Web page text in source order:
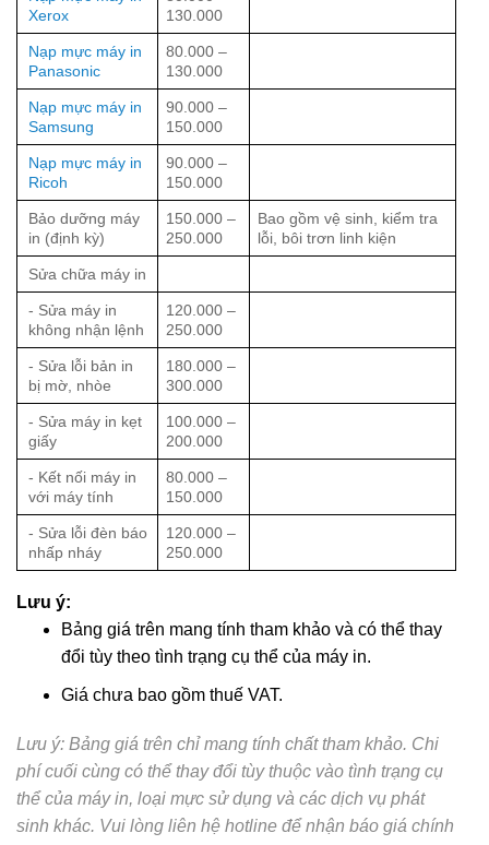
Xerox
130.000
Nạp mực máy in
Panasonic
80.000 –
130.000
Nạp mực máy in
Samsung
90.000 –
150.000
Nạp mực máy in
Ricoh
90.000 –
150.000
Bảo dưỡng máy
in (định kỳ)
150.000 –
250.000
Bao gồm vệ sinh, kiểm tra
lỗi, bôi trơn linh kiện
Sửa chữa máy in
- Sửa máy in
không nhận lệnh
120.000 –
250.000
- Sửa lỗi bản in
bị mờ, nhòe
180.000 –
300.000
- Sửa máy in kẹt
giấy
100.000 –
200.000
- Kết nối máy in
với máy tính
80.000 –
150.000
- Sửa lỗi đèn báo
nhấp nháy
120.000 –
250.000
Lưu ý:
Bảng giá trên mang tính tham khảo và có thể thay
đổi tùy theo tình trạng cụ thể của máy in.
Giá chưa bao gồm thuế VAT.
Lưu ý: Bảng giá trên chỉ mang tính chất tham khảo. Chi
phí cuối cùng có thể thay đổi tùy thuộc vào tình trạng cụ
thể của máy in, loại mực sử dụng và các dịch vụ phát
sinh khác. Vui lòng liên hệ hotline để nhận báo giá chính